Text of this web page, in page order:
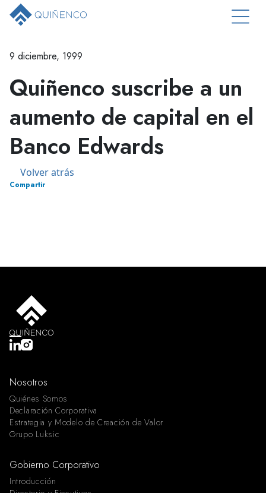
9 diciembre, 1999
Quiñenco suscribe a un
aumento de capital en el
Banco Edwards
Volver atrás
Compartir
Nosotros
Quiénes Somos
Declaración Corporativa
Estrategia y Modelo de Creación de Valor
Grupo Luksic
Gobierno Corporativo
Introducción